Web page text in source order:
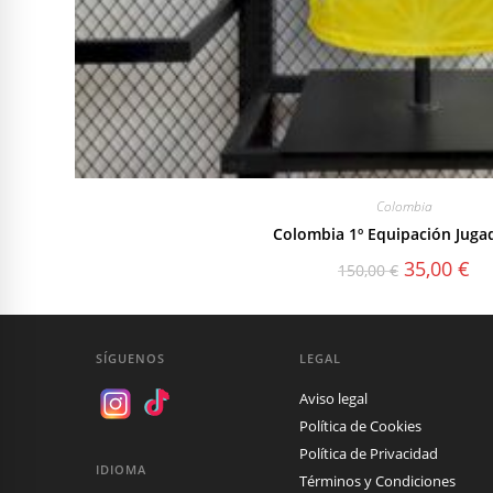
Colombia
Colombia 1º Equipación
150,00€ El
precio
era:
35,00 €
es:
SÍGUENOS
IDIOMA
LEGAL
Aviso legal
Política de Cookies
Política de Privacidad
Términos y Condiciones